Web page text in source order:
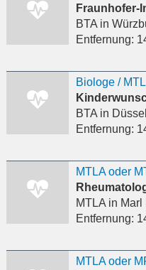
BTAin
Entfernung:
Biologe /
BTAin
Entfernung:
MTLAin Marl
Entfernung: